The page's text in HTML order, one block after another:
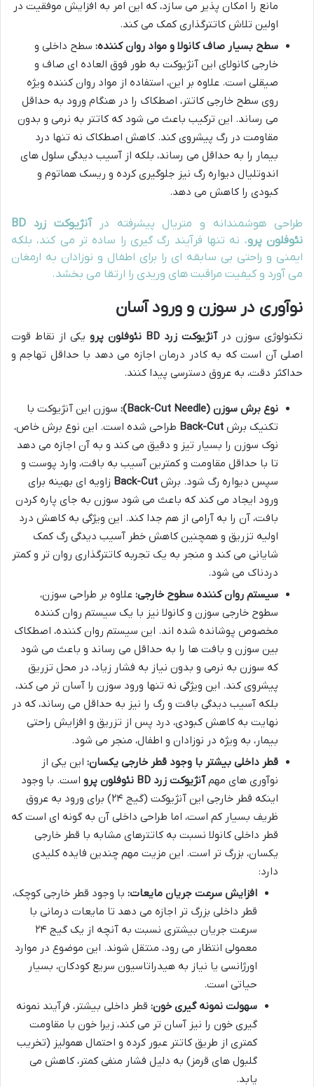
مانع را امکان پذیر می سازد، که این امر به افزایش موفقیت در
اولین تلاش کاتترگذاری کمک می کند.
سطح بسیار صاف کانولا و مواد روان کننده: سطح داخلی و
خارجی کانولای این آنژیوکت به طور فوق العاده ای صاف و
صیقلی است. علاوه بر این، استفاده از مواد روان کننده ویژه
روی سطح خارجی کاتتر، اصطکاک را در هنگام ورود به حداقل
می رساند. این ترکیب باعث می شود که کاتتر به نرمی و بدون
مقاومت در رگ پیشروی کند. کاهش اصطکاک نه تنها درد
بیمار را به حداقل می رساند، بلکه از آسیب دیدگی سلول های
اندوتلیال دیواره رگ نیز جلوگیری کرده و ریسک هماتوم و
کبودی را کاهش می دهد.
طراحی هوشمندانه و متریال پیشرفته در
آنژیوکت زرد BD
نئوفلون پرو، نه تنها فرآیند رگ گیری را ساده تر می کند، بلکه
ایمنی و راحتی بی سابقه ای را برای اطفال و نوزادان به ارمغان
می آورد و کیفیت مراقبت های وریدی را ارتقا می بخشد.
نوآوری در سوزن و ورود آسان
تکنولوژی سوزن درآنژیوکت زرد BD نئوفلون پرو
یکی از نقاط قوت
اصلی آن است که به کادر درمان اجازه می دهد با حداقل تهاجم و
حداکثر دقت، به عروق دسترسی پیدا کنند.
نوع برش سوزن (Back-Cut Needle):
سوزن این آنژیوکت با
تکنیک برش Back-Cut طراحی شده است. این نوع برش خاص،
نوک سوزن را بسیار تیز و دقیق می کند و به آن اجازه می دهد
تا با حداقل مقاومت و کمترین آسیب به بافت، وارد پوست و
سپس دیواره رگ شود. برش Back-Cut زاویه ای بهینه برای
ورود ایجاد می کند که باعث می شود سوزن به جای پاره کردن
بافت، آن را به آرامی از هم جدا کند. این ویژگی به کاهش درد
اولیه تزریق و همچنین کاهش خطر آسیب دیدگی رگ کمک
شایانی می کند و منجر به یک تجربه کاتترگذاری روان تر و کمتر
دردناک می شود.
سیستم روان کننده سطوح خارجی: علاوه بر طراحی سوزن،
سطوح خارجی سوزن و کانولا نیز با یک سیستم روان کننده
مخصوص پوشانده شده اند. این سیستم روان کننده، اصطکاک
بین سوزن و بافت ها را به حداقل می رساند و باعث می شود
که سوزن به نرمی و بدون نیاز به فشار زیاد، در محل تزریق
پیشروی کند. این ویژگی نه تنها ورود سوزن را آسان تر می کند،
بلکه آسیب دیدگی بافت و رگ را نیز به حداقل می رساند، که در
نهایت به کاهش کبودی، درد پس از تزریق و افزایش راحتی
بیمار، به ویژه در نوزادان و اطفال، منجر می شود.
قطر داخلی بیشتر با وجود قطر خارجی یکسان: این یکی از
نوآوری های مهمآنژیوکت زرد BD نئوفلون پرو
است. با وجود
اینکه قطر خارجی این آنژیوکت (گیج ۲۴) برای ورود به عروق
ظریف بسیار کم است، اما طراحی داخلی آن به گونه ای است که
قطر داخلی کانولا نسبت به کاتترهای مشابه با قطر خارجی
یکسان، بزرگ تر است. این مزیت مهم چندین فایده کلیدی
دارد:
افزایش سرعت جریان مایعات: با وجود قطر خارجی کوچک،
قطر داخلی بزرگ تر اجازه می دهد تا مایعات درمانی با
سرعت جریان بیشتری نسبت به آنچه از یک گیج ۲۴
معمولی انتظار می رود، منتقل شوند. این موضوع در موارد
اورژانسی یا نیاز به هیدراتاسیون سریع کودکان، بسیار
حیاتی است.
سهولت نمونه گیری خون: قطر داخلی بیشتر، فرآیند نمونه
گیری خون را نیز آسان تر می کند، زیرا خون با مقاومت
کمتری از طریق کاتتر عبور کرده و احتمال همولیز (تخریب
گلبول های قرمز) به دلیل فشار منفی کمتر، کاهش می
یابد.